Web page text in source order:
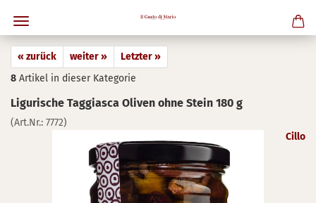
« zurück weiter »
Letzter »
8 Artikel in dieser Kategorie
Li­gu­ri­sche Tag­gi­as­ca Oli­ven ohne Stein 180 g
(Art.Nr.: 7772)
Cillo